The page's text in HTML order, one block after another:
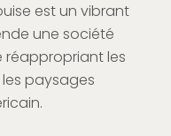
est un vibrant
une société
réappropriant les
paysages